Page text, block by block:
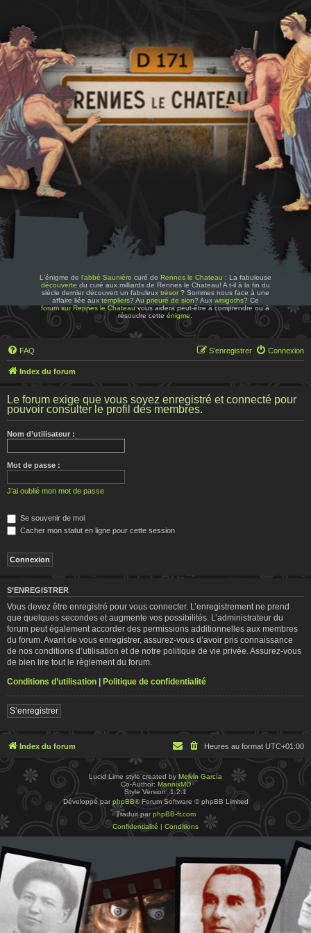
L'énigme de l'abbé Saunière curé de Rennes le Chateau : La fabuleuse
découverte du curé aux milliards de Rennes le Chateau! A t-il à la fin du
siècle dernier découvert un fabuleux trésor? Sommes nous face à une
affaire liée aux templiers? Au prieuré de sion? Aux wisigoths? Ce
forum sur Rennes le Chateauvous aidera peut-être à comprendre ou à
résoudre cetteénigme
FAQ Connexion
S’enregistrer
Index du forum
Le forum exige que vous soyez enregistré et connecté pour
pouvoir consulter le profil des membres.
Nom d’utilisateur :
Mot de passe :
J’ai oublié mon mot de passe
Se souvenir de moi
Cacher mon statut en ligne pour cette session
S’ENREGISTRER
Vous devez être enregistré pour vous connecter. L’enregistrement ne prend
que quelques secondes et augmente vos possibilités. L’administrateur du
forum peut également accorder des permissions additionnelles aux membres
du forum. Avant de vous enregistrer, assurez-vous d’avoir pris connaissance
de nos conditions d’utilisation et de notre politique de vie privée. Assurez-vous
de bien lire tout le règlement du forum.
Conditions d’utilisation | Politique de confidentialité
S’enregistrer
Index du forum Heures au format UTC+01:00
Lucid Lime style created by Melvin García
Co-Author: MannixMD
Style Version: 1.2.1
Développé par phpBB® Forum Software © phpBB Limited
Traduit par phpBB-fr.com
Confidentialité | Conditions